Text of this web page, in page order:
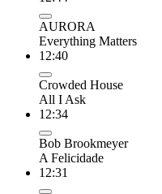
AURORA
Everything Matters
12:40
Crowded House
All I Ask
12:34
Bob Brookmeyer
A Felicidade
12:31